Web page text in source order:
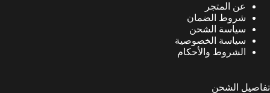
عن المتجر
شروط الضمان
سياسة الشحن
سياسة الخصوصية
الشروط والأحكام
تفاصيل الشحن